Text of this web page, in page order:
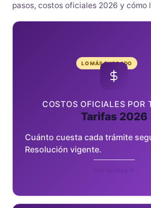
pasos, costos oficiales 2026 y cómo
LO MÁS BUSCADO
COSTOS OFICIALES POR
Tarifas 2026
Cuánto cuesta cada trámite
Resolución vigente.